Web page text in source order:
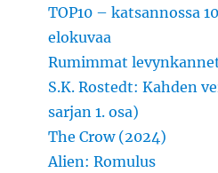
TOP10 – katsannossa
elokuvaa
Rumimmat
S.K. Rostedt: Kahden
sarjan 1. osa)
The Crow (2024)
Alien: Romulus